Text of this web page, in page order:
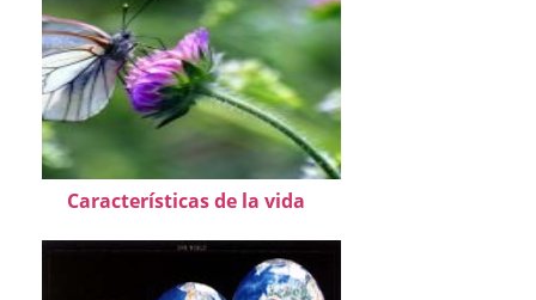
Características de la vida